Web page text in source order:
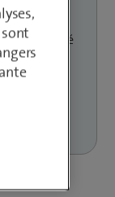
formé
IdO